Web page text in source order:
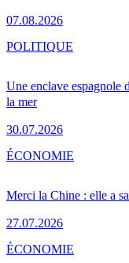
07.08.2026
Une enclave espagnole
la mer
30.07.2026
POLITIQUE
Merci la Chine : elle a
27.07.2026
ÉCONOMIE
ÉCONOMIE